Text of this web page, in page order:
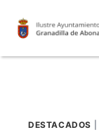
DESTACADOS